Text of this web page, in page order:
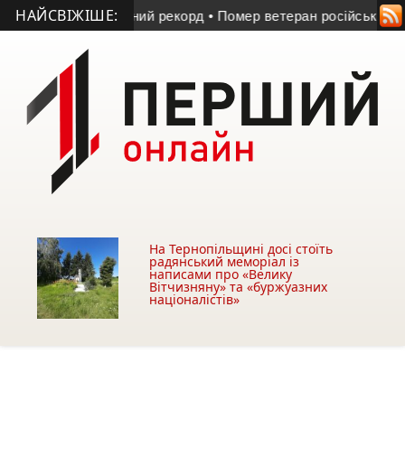
НАЙСВІЖІШЕ:
температурний рекорд • Помер ветеран російсько-
На Тернопільщині досі стоїть
радянський меморіал із
написами про «Велику
Вітчизняну» та «буржуазних
націоналістів»